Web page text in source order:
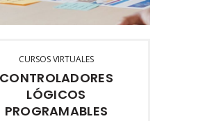
CURSOS VIRTUALES
CONTROLADORES
LÓGICOS
PROGRAMABLES